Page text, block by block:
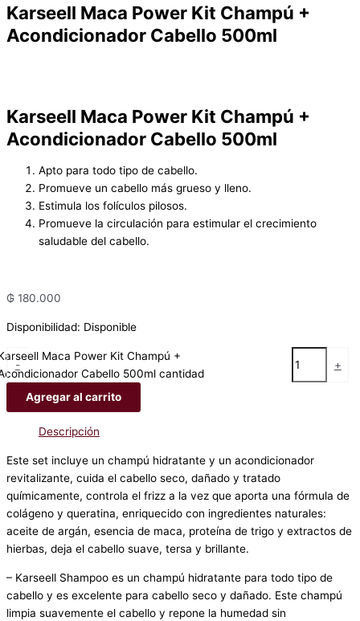
Karseell Maca Power Kit Champú +
Acondicionador Cabello 500ml
Karseell Maca Power Kit Champú +
Acondicionador Cabello 500ml
Apto para todo tipo de cabello.
Promueve un cabello más grueso y lleno.
Estimula los folículos pilosos.
Promueve la circulación para estimular el crecimiento
saludable del cabello.
₲ 180.000
Disponibilidad: Disponible
-
Maca Power Kit Champú +
Cabello 500ml cantidad
+
Agregar al carrito
Descripción
Este set incluye un champú hidratante y un acondicionador
revitalizante, cuida el cabello seco, dañado y tratado
químicamente, controla el frizz a la vez que aporta una fórmula de
colágeno y queratina, enriquecido con ingredientes naturales:
aceite de argán, esencia de maca, proteína de trigo y extractos de
hierbas, deja el cabello suave, tersa y brillante.
– Karseell Shampoo es un champú hidratante para todo tipo de
cabello y es excelente para cabello seco y dañado. Este champú
limpia suavemente el cabello y repone la humedad sin